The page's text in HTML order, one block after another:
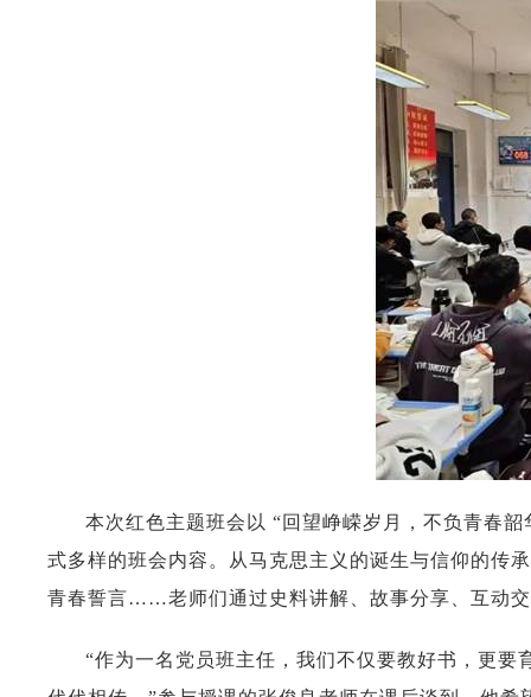
本次红色主题班会以 “回望峥嵘岁月，不负青春
式多样的班会内容。从马克思主义的诞生与信仰的传
青春誓言……老师们通过史料讲解、故事分享、互动
“作为一名党员班主任，我们不仅要教好书，更